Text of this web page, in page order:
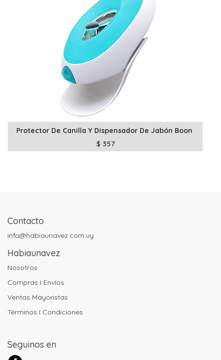
Protector De Canilla Y Dispensador De Jabón Boon
$ 357
Contacto
info@habiaunavez.com.uy
Habiaunavez
Nosotros
Compras I Envíos
Ventas Mayoristas
Términos I Condiciones
Seguinos en